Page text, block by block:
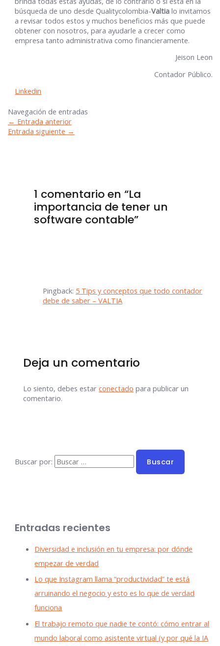
Buscar por:
Entradas recientes
Diversidad e inclusión en tu empresa: por dónde
empezar de verdad
Lo que Instagram llama “productividad” te está
arruinando el negocio y esto es lo que de verdad
funciona
El trabajo remoto que nadie te contó: cómo entrar al
mundo laboral como asistente virtual (y por qué la IA
búsqueda de uno desde Qualitycolombia-Valtialo invitamos
a revisar todos estos y muchos beneficios más que puede
obtener con nosotros, para ayudarle a crecer como
empresa tanto administrativa como financieramente.
Jeison Leon
Contador Público.
Linkedin
Navegación de entradas
← Entrada anterior
Entrada siguiente →
1 comentario en “La
importancia de tener un
software contable”
Pingback: 5 Tips y conceptos que todo contador
debe de saber – VALTIA
Deja un comentario
Lo siento, debes estarconectado para publicar un
comentario.